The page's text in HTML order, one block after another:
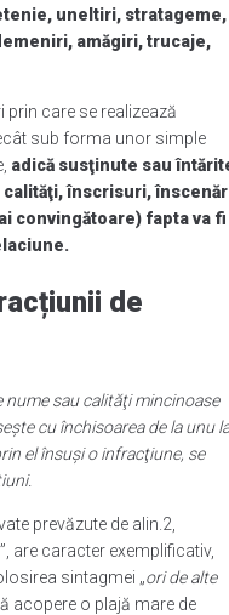
uneltiri, stratageme,
amăgiri, trucaje,
care se realizează
sub forma unor simple
adică susţinute sau
înscrisuri,
convingătoare) fapta va fi
de
sau calităţi mincinoase
cu închisoarea de la unu la
el însuşi o infracţiune, se
prevăzute de alin.2,
are caracter exemplificativ,
sintagmei „ori de alte
acopere o plajă mare de